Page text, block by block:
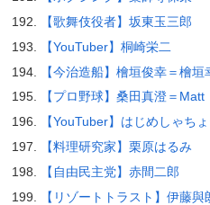
【歌舞伎役者】坂東玉三郎
【YouTuber】桐崎栄二
【今治造船】檜垣俊幸＝檜垣
【プロ野球】桑田真澄＝Matt
【YouTuber】はじめしゃち
【料理研究家】栗原はるみ
【自由民主党】赤間二郎
【リゾートトラスト】伊藤與